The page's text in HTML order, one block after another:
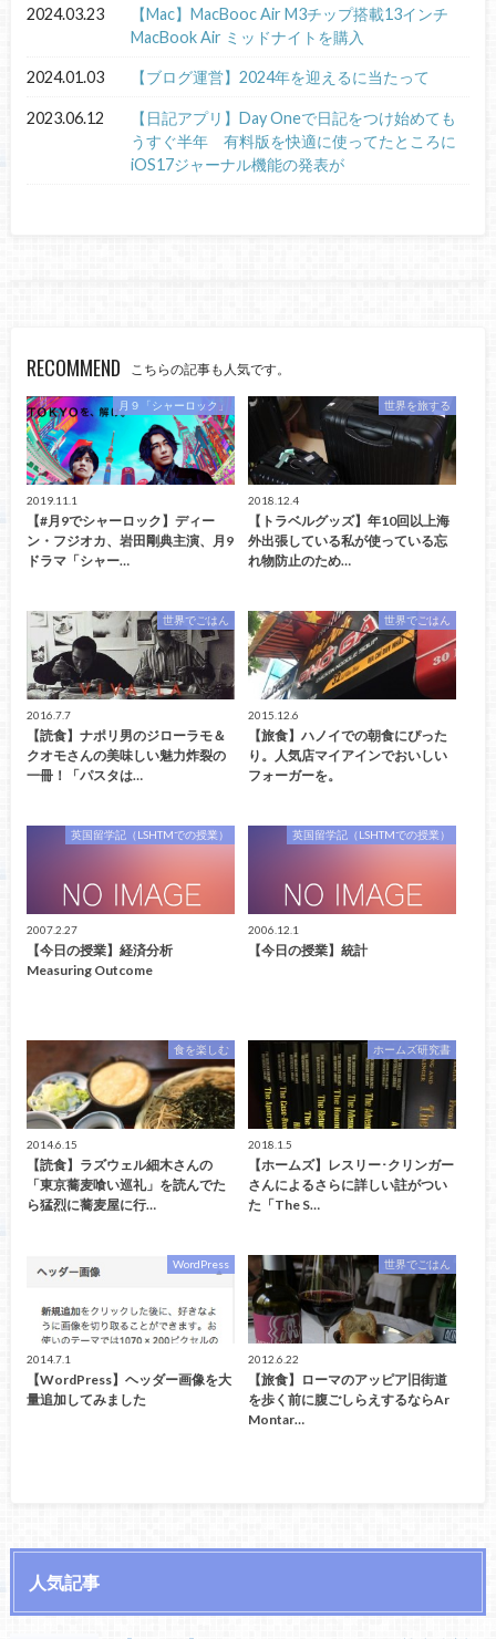
2024.03.23
【Mac】MacBooc Air M3チップ搭載13インチ
MacBook Air ミッドナイトを購入
2024.01.03 【ブログ運営】2024年を迎えるに当たって
2023.06.12
【日記アプリ】Day Oneで日記をつけ始めても
うすぐ半年 有料版を快適に使ってたところに
iOS17ジャーナル機能の発表が
RECOMMEND こちらの記事も人気です。
月９「シャーロック」
2019.11.1
【#月9でシャーロック】ディー
ン・フジオカ、岩田剛典主演、月9
ドラマ「シャー…
世界を旅する
2018.12.4
【トラベルグッズ】年10回以上海
外出張している私が使っている忘
れ物防止のため…
世界でごはん
2016.7.7
【読食】ナポリ男のジローラモ＆
クオモさんの美味しい魅力炸裂の
一冊！「パスタは…
世界でごはん
2015.12.6
【旅食】ハノイでの朝食にぴった
り。人気店マイアインでおいしい
フォーガーを。
英国留学記（LSHTMでの授業）
2007.2.27
【今日の授業】経済分析
Measuring Outcome
英国留学記（LSHTMでの授業）
2006.12.1
【今日の授業】統計
食を楽しむ
2014.6.15
【読食】ラズウェル細木さんの
「東京蕎麦喰い巡礼」を読んでた
ら猛烈に蕎麦屋に行…
ホームズ研究書
2018.1.5
【ホームズ】レスリー･クリンガー
さんによるさらに詳しい註がつい
た「The S…
WordPress
2014.7.1
【WordPress】ヘッダー画像を大
量追加してみました
世界でごはん
2012.6.22
【旅食】ローマのアッピア旧街道
を歩く前に腹ごしらえするならAr
Montar…
人気記事